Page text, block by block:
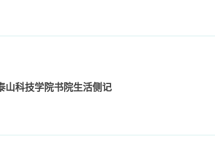
山科技学院书院生活侧记